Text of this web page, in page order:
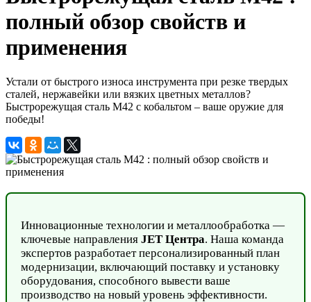
полный обзор свойств и
применения
Устали от быстрого износа инструмента при резке твердых
сталей, нержавейки или вязких цветных металлов?
Быстрорежущая сталь M42 с кобальтом – ваше оружие для
победы!
Инновационные технологии и металлообработка —
ключевые направления JET Центра. Наша команда
экспертов разработает персонализированный план
модернизации, включающий поставку и установку
оборудования, способного вывести ваше
производство на новый уровень эффективности.